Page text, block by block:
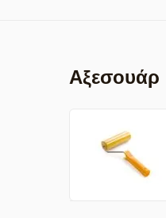
Αξεσουάρ